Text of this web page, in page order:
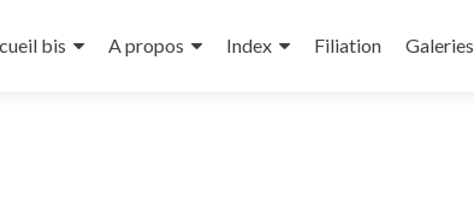
bis A propos Index Filiation Galeries